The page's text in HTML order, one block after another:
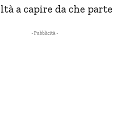
a capire da che parte
- Pubblicità -